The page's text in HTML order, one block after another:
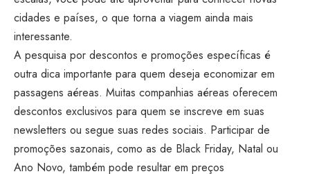
cidades e países, o que torna a viagem ainda mais
interessante.
A pesquisa por descontos e promoções específicas é
outra dica importante para quem deseja economizar em
passagens aéreas. Muitas companhias aéreas oferecem
descontos exclusivos para quem se inscreve em suas
newsletters ou segue suas redes sociais. Participar de
promoções sazonais, como as de Black Friday, Natal ou
Ano Novo, também pode resultar em preços